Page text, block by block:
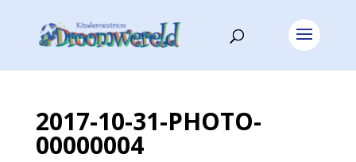
2017-10-31-PHOTO-
00000004